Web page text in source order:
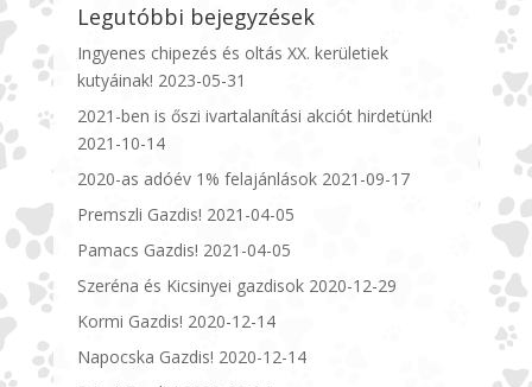
Legutóbbi bejegyzések
Ingyenes chipezés és oltás XX. kerületiek
kutyáinak! 2023-05-31
2021-ben is őszi ivartalanítási akciót hirdetünk!
2021-10-14
2020-as adóév 1% felajánlások 2021-09-17
Premszli Gazdis! 2021-04-05
Pamacs Gazdis! 2021-04-05
Szeréna és Kicsinyei gazdisok 2020-12-29
Kormi Gazdis! 2020-12-14
Napocska Gazdis! 2020-12-14